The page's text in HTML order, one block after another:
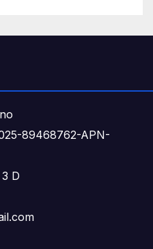
89468762-APN-
D